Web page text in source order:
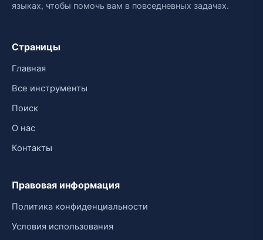
языках, чтобы помочь вам в повседневных задачах.
Страницы
Главная
Все инструменты
Поиск
О нас
Контакты
Правовая информация
Политика конфиденциальности
Условия использования